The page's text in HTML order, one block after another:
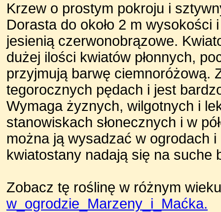
Krzew o prostym pokroju i
Dorasta do około 2 m
jesienią czerwonobrązowe.
dużej ilości kwiatów płonnych,
przyjmują barwę ciemnoróżową.
tegorocznych pędach i jest
Wymaga żyznych, wilgotnych i
stanowiskach słonecznych i w
można ją wysadzać w ogrodach
kwiatostany nadają się na suche
Zobacz tę roślinę w różnym
w_ogrodzie_Marzeny_i_Maćka.